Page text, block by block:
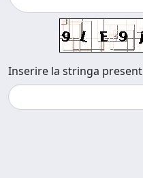
Inserire la stringa